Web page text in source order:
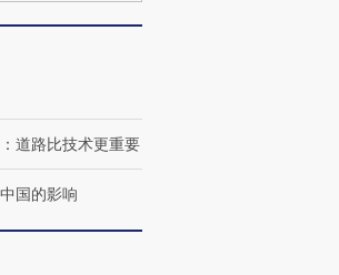
道路比技术更重要
国的影响